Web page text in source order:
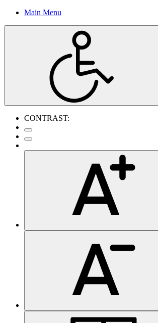
Main Menu
CONTRAST: